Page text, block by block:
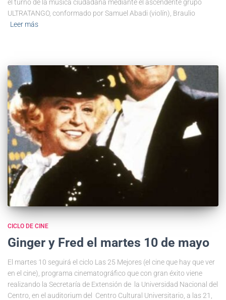
el turno de la música ciudadana mediante el ascendente grupo
ULTRATANGO, conformado por Samuel Abadi (violín), Braulio
Leer más
CICLO DE CINE
Ginger y Fred el martes 10 de mayo
El martes 10 seguirá el ciclo Las 25 Mejores (el cine que hay que ver
en el cine), programa cinematográfico que con gran éxito viene
realizando la Secretaría de Extensión de la Universidad Nacional del
Centro, en el auditorium del Centro Cultural Universitario, a las 21,